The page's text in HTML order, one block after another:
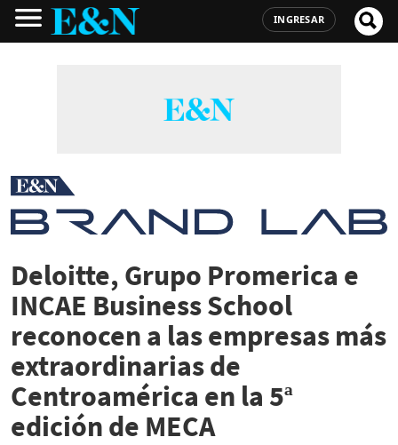
INGRESAR
Deloitte, Grupo Promerica e
INCAE Business School
reconocen a las empresas más
extraordinarias de
Centroamérica en la 5ª
edición de MECA